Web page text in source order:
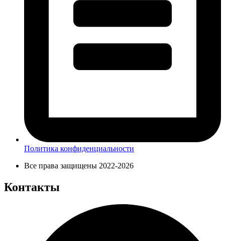
Политика конфиденциальности
Все права защищены 2022-2026
Контакты